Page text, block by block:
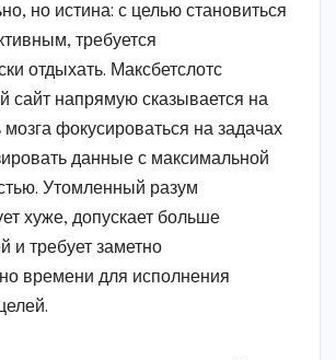
но истина: с целью становиться
требуется
отдыхать. Максбетслотс
сайт напрямую сказывается на
фокусироваться на задачах
данные с максимальной
Утомленный разум
хуже, допускает больше
и требует заметно
времени для исполнения